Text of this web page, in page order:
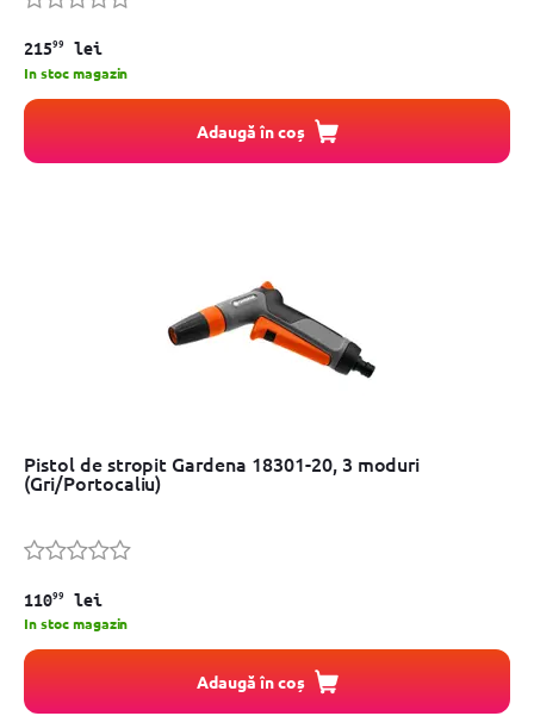
21599 lei
In stoc magazin
Adaugă în coș
Pistol de stropit Gardena 18301-20, 3 moduri
(Gri/Portocaliu)
11099 lei
In stoc magazin
Adaugă în coș